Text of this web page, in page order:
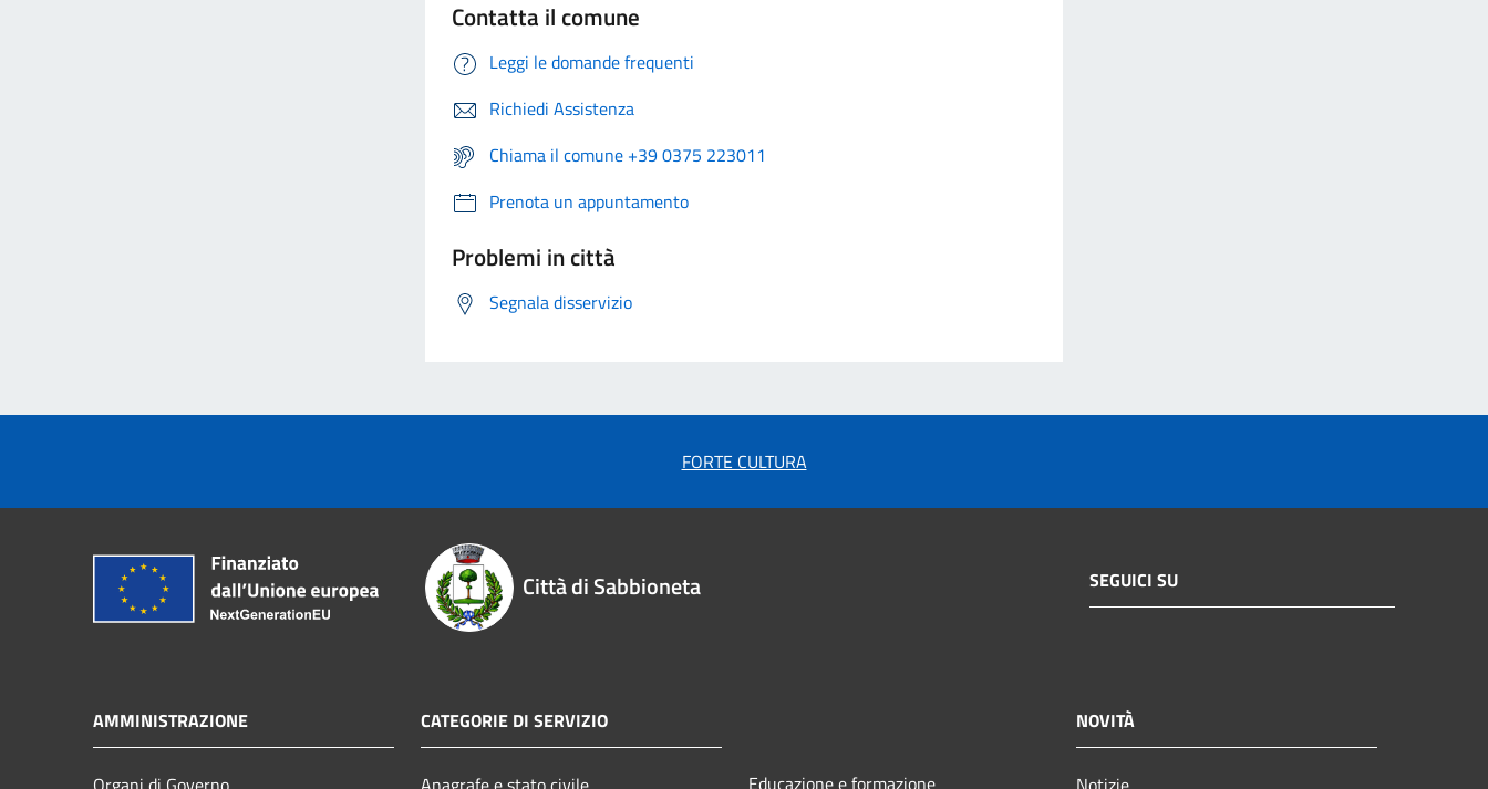
Contatta il comune
Leggi le domande frequenti
Richiedi Assistenza
Chiama il comune +39 0375 223011
Prenota un appuntamento
Problemi in città
Segnala disservizio
FORTE CULTURA
Città di Sabbioneta SEGUICI SU
AMMINISTRAZIONE CATEGORIE DI SERVIZIO
Educazione e formazione
NOVITÀ